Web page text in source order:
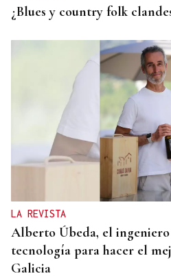
¿Blues y country folk
LA REVISTA
Alberto Úbeda, el
tecnología para hacer el
Galicia